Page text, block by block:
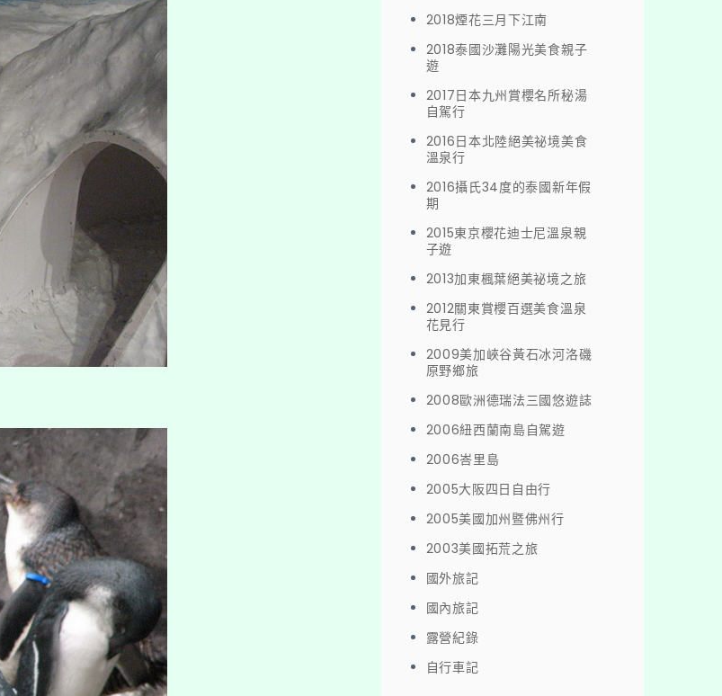
2018煙花三月下江南
2018泰國沙灘陽光美食親子
遊
2017日本九州賞櫻名所秘湯
自駕行
2016日本北陸絕美祕境美食
溫泉行
2016攝氏34度的泰國新年假
期
2015東京櫻花迪士尼溫泉親
子遊
2013加東楓葉絕美祕境之旅
2012關東賞櫻百選美食溫泉
花見行
2009美加峽谷黃石冰河洛磯
原野鄉旅
2008歐洲德瑞法三國悠遊誌
2006紐西蘭南島自駕遊
2006峇里島
2005大阪四日自由行
2005美國加州暨佛州行
2003美國拓荒之旅
國外旅記
國內旅記
露營紀錄
自行車記